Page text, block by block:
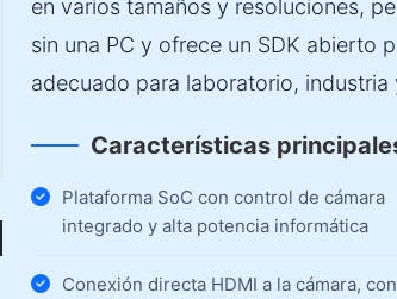
en varios tamaños y resoluciones,
sin una PC y ofrece un SDK abierto
adecuado para laboratorio, industria
Características
Plataforma SoC con control de cámara
integrado y alta potencia informática
Conexión directa HDMI a la cámara, con